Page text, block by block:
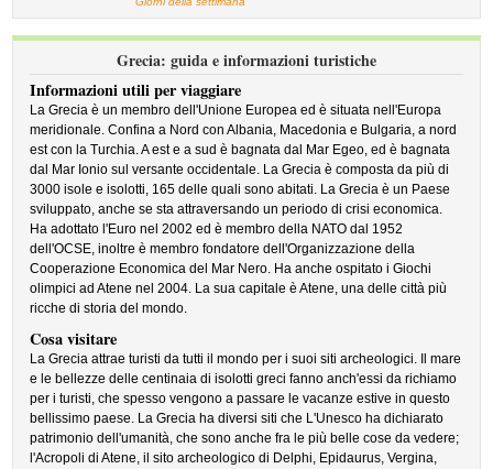
Grecia: guida e informazioni turistiche
Informazioni utili per viaggiare
La Grecia è un membro dell'Unione Europea ed è situata nell'Europa
meridionale. Confina a Nord con Albania, Macedonia e Bulgaria, a nord
est con la Turchia. A est e a sud è bagnata dal Mar Egeo, ed è bagnata
dal Mar Ionio sul versante occidentale. La Grecia è composta da più di
3000 isole e isolotti, 165 delle quali sono abitati. La Grecia è un Paese
sviluppato, anche se sta attraversando un periodo di crisi economica.
Ha adottato l'Euro nel 2002 ed è membro della NATO dal 1952
dell'OCSE, inoltre è membro fondatore dell'Organizzazione della
Cooperazione Economica del Mar Nero. Ha anche ospitato i Giochi
olimpici ad Atene nel 2004. La sua capitale è Atene, una delle città più
ricche di storia del mondo.
Cosa visitare
La Grecia attrae turisti da tutti il mondo per i suoi siti archeologici. Il mare
e le bellezze delle centinaia di isolotti greci fanno anch'essi da richiamo
per i turisti, che spesso vengono a passare le vacanze estive in questo
bellissimo paese. La Grecia ha diversi siti che L'Unesco ha dichiarato
patrimonio dell'umanità, che sono anche fra le più belle cose da vedere;
l'Acropoli di Atene, il sito archeologico di Delphi, Epidaurus, Vergina,